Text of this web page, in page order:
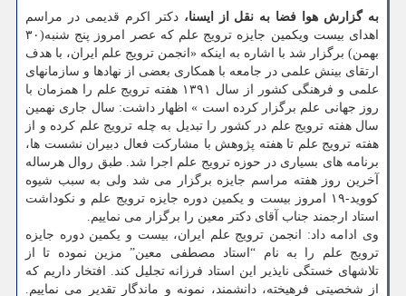
به گزارش هوا فضا به نقل از ایسنا،دکتر اکرم قدیمی در مراسم
اهدای بیست ویکمین جایزه ترویج علم که عصر امروز پنج شنبه(۳۰
بهمن) برگزار شد با اشاره به اینکه «انجمن ترویج علم ایران، با هدف
ارتقای بینش علمی در جامعه با همکاری بعضی از نهادها و سازمان­های
علمی و فرهنگی کشور از سال ۱۳۹۱ هفته ترویج علم را همزمان با
روز جهانی علم برگزار کرده است » اظهار داشت: سال جاری نهمین
سال هفته ترویج علم در کشور را تبدیل به چله ترویج علم کرده و از
هفته ترویج علم تا هفته پژوهش با مشارکت فعال دبیران نشست ها،
برنامه های بسیاری در حوزه ترویج علم اجرا شد. طبق روال هرساله
آخرین روز هفته مراسم جایزه برگزار می شد ولی به سبب شیوه
کووید-۱۹ امروز بیست و یکمین دوره جایزه ترویج علم و نکوداشت
استاد ارجمند جناب آقای دکتر معین را برگزار می نماییم.
وی ادامه داد: انجمن ترویج علم ایران، بیست و یکمین دوره جایزه
ترویج علم را به نام “استاد مصطفی معین” مزین نموده تا از
تلاشهای خستگی نایذیر این استاد فرزانه تجلیل کند. افتخار داریم که
از شخصیتی فرهیخته، دانشمند، نمونه و ماندگار تقدیر می نماییم.